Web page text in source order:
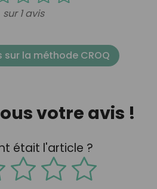
sur 1 avis
sur la méthode CROQ
votre avis !
était l'article ?